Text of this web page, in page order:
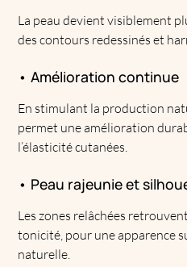
La peau devient visiblement
des contours redessinés et
• Amélioration continue
En stimulant la production
permet une amélioration
l’élasticité cutanées.
• Peau rajeunie et
Les zones relâchées
tonicité, pour une apparence
naturelle.